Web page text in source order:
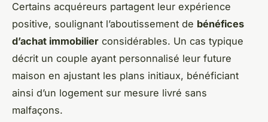
Certains acquéreurs partagent leur expérience
positive, soulignant l’aboutissement de bénéfices
d’achat immobilier considérables. Un cas typique
décrit un couple ayant personnalisé leur future
maison en ajustant les plans initiaux, bénéficiant
ainsi d’un logement sur mesure livré sans
malfaçons.